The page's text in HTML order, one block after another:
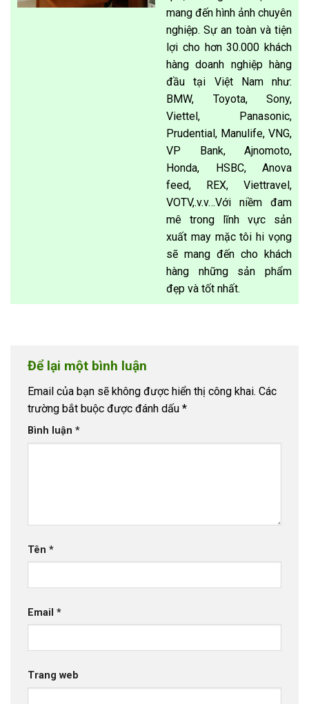
mang đến hình ảnh chuyên
nghiệp. Sự an toàn và tiện
lợi cho hơn 30.000 khách
hàng doanh nghiệp hàng
đầu tại Việt Nam như:
BMW, Toyota, Sony,
Viettel, Panasonic,
Prudential, Manulife, VNG,
VP Bank, Ajnomoto,
Honda, HSBC, Anova
feed, REX, Viettravel,
VOTV,.v.v…Với niềm đam
mê trong lĩnh vực sản
xuất may mặc tôi hi vọng
sẽ mang đến cho khách
hàng những sản phẩm
đẹp và tốt nhất.
Để lại một bình luận
Email của bạn sẽ không được hiển thị công khai. Các
trường bắt buộc được đánh dấu *
Bình luận *
Tên *
Email *
Trang web